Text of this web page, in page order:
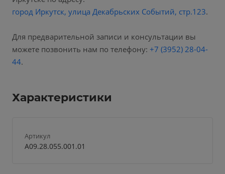
город Иркутск, улица Декабрьских Событий, стр.123.
Для предварительной записи и консультации вы
можете позвонить нам по телефону: +7 (3952) 28-04-
44.
Характеристики
Артикул
A09.28.055.001.01